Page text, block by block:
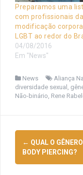
Preparamos uma
com profissionais da
modificação corporal
LGBT ao redor do
04/08/2016
Em "News"
News Aliança
diversidade sexual
Não-binário Rene
Navegação
de
← QUAL O
BODY PIERCING?